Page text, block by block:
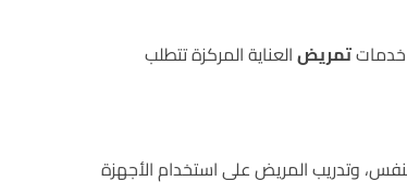
خدماتتمريضالعناية المركزة تتطلب
وتدريب المريض على استخدام الأجهزة